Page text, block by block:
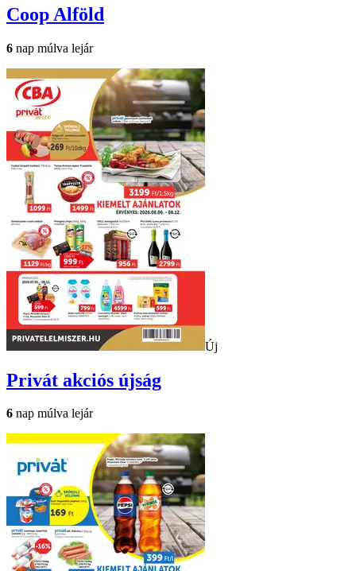
Coop Alföld
6 nap múlva lejár
Új
Privát akciós újság
6 nap múlva lejár